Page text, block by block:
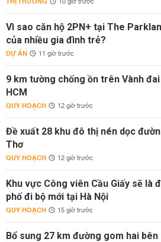
Vì sao căn hộ 2PN+ tại The
của nhiều gia đình trẻ?
DỰ ÁN 11 giờ trước
9 km tường chống ồn trên Vành
HCM
QUY HOẠCH 12 giờ trước
Đề xuất 28 khu đô thị nén dọc
Thơ
QUY HOẠCH 12 giờ trước
Khu vực Công viên Cầu Giấy sẽ là
phố đi bộ mới tại Hà Nội
QUY HOẠCH 15 giờ trước
Bổ sung 27 km đường gom hai